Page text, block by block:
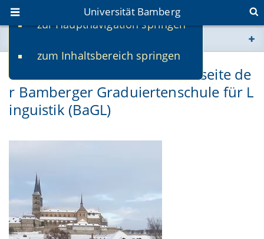
zur Hauptnavigation springen
zum Inhaltsbereich springen
Universität Bamberg
www.uni-bamberg.de
univis.uni-bamberg.de
Willkommen auf der Internetseite de
r Bamberger Graduiertenschule für L
inguistik (BaGL)